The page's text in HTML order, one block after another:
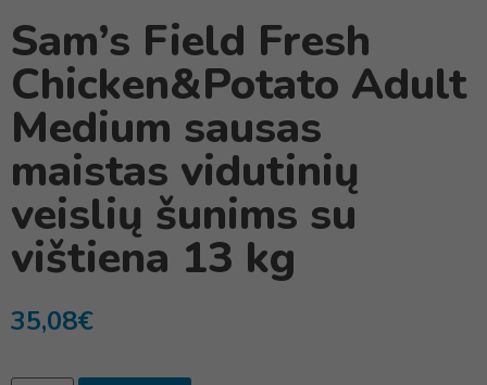
Sam’s Field Fresh
Chicken&Potato Adult
Medium sausas
maistas vidutinių
veislių šunims su
vištiena 13 kg
35,08€